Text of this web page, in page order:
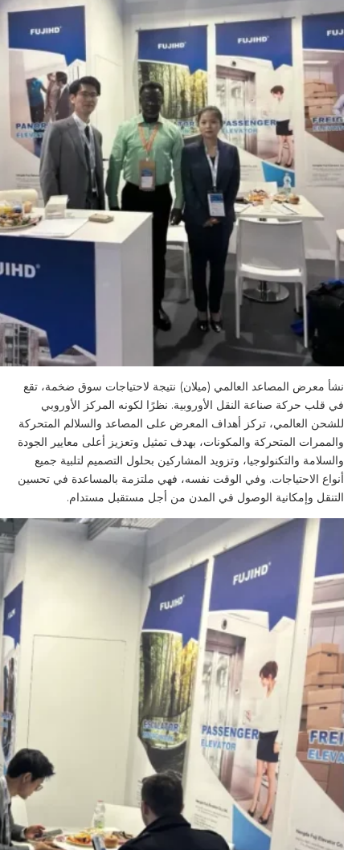
نشأ معرض المصاعد العالمي (ميلان) نتيجة لاحتياجات سوق ضخمة، تقع
في قلب حركة صناعة النقل الأوروبية. نظرًا لكونه المركز الأوروبي
للشحن العالمي، تركز أهداف المعرض على المصاعد والسلالم المتحركة
والممرات المتحركة والمكونات، بهدف تمثيل وتعزيز أعلى معايير الجودة
والسلامة والتكنولوجيا، وتزويد المشاركين بحلول التصميم لتلبية جميع
أنواع الاحتياجات. وفي الوقت نفسه، فهي ملتزمة بالمساعدة في تحسين
التنقل وإمكانية الوصول في المدن من أجل مستقبل مستدام.